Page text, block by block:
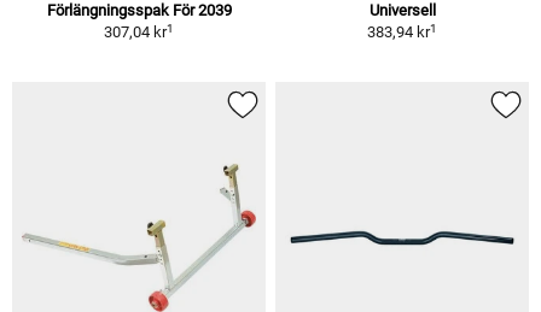
Förlängningsspak För 2039
307,04 kr1
Universell
383,94 kr1